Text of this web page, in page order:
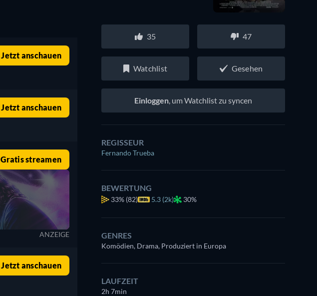
Jetzt anschauen
Jetzt anschauen
Gratis streamen
ANZEIGE
Jetzt anschauen
35 47
Watchlist Gesehen
Einloggen, um Watchlist zu syncen
REGISSEUR
Fernando Trueba
BEWERTUNG
33% (82) 5.3 (2k) 30%
GENRES
Komödien, Drama, Produziert in Europa
LAUFZEIT
2h 7min